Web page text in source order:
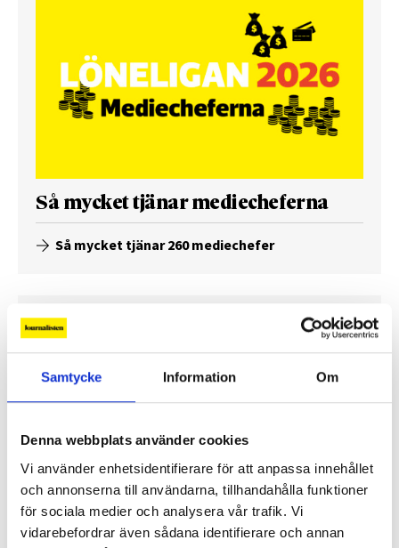
Samtycke Information Om
Denna webbplats använder cookies
Vi använder enhetsidentifierare för att anpassa innehållet
och annonserna till användarna, tillhandahålla funktioner
för sociala medier och analysera vår trafik. Vi
vidarebefordrar även sådana identifierare och annan
Så mycket tjänar mediecheferna
Så mycket tjänar 260 mediechefer
Enorma skillnader mellan